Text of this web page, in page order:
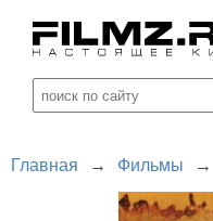
Главная → Фильмы →